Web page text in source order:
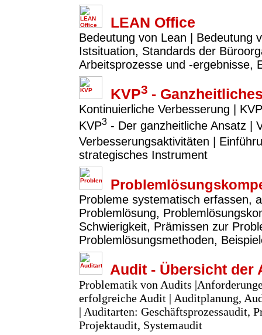
LEAN Office
Bedeutung von Lean | Bedeutung
Istsituation, Standards der
Arbeitsprozesse und -ergebnisse,
KVP3 -
Kontinuierliche Verbesserung |
KVP3 - Der ganzheitliche Ansatz |
Verbesserungsaktivitäten |
strategisches Instrument
Probleme systematisch erfassen,
Problemlösung,
Schwierigkeit, Prämissen zur
Problemlösungsmethoden,
Audit - Übersicht der
Problematik von Audits
erfolgreiche Audit | Auditplanung,
| Auditarten: Geschäftsprozessaudit,
Projektaudit, Systemaudit